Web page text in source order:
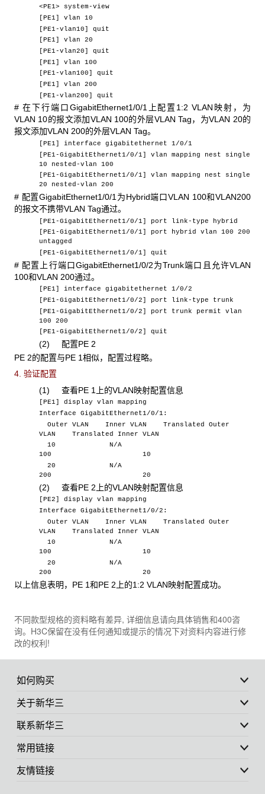
<PE1> system-view
[PE1] vlan 10
[PE1-vlan10] quit
[PE1] vlan 20
[PE1-vlan20] quit
[PE1] vlan 100
[PE1-vlan100] quit
[PE1] vlan 200
[PE1-vlan200] quit
# 在下行端口GigabitEthernet1/0/1上配置1:2 VLAN映射，为
VLAN 10的报文添加VLAN 100的外层VLAN Tag，为VLAN 20的
报文添加VLAN 200的外层VLAN Tag。
[PE1] interface gigabitethernet 1/0/1
[PE1-GigabitEthernet1/0/1] vlan mapping nest single
10 nested-vlan 100
[PE1-GigabitEthernet1/0/1] vlan mapping nest single
20 nested-vlan 200
# 配置GigabitEthernet1/0/1为Hybrid端口VLAN 100和VLAN200
的报文不携带VLAN Tag通过。
[PE1-GigabitEthernet1/0/1] port link-type hybrid
[PE1-GigabitEthernet1/0/1] port hybrid vlan 100 200
untagged
[PE1-GigabitEthernet1/0/1] quit
# 配置上行端口GigabitEthernet1/0/2为Trunk端口且允许VLAN
100和VLAN 200通过。
[PE1] interface gigabitethernet 1/0/2
[PE1-GigabitEthernet1/0/2] port link-type trunk
[PE1-GigabitEthernet1/0/2] port trunk permit vlan
100 200
[PE1-GigabitEthernet1/0/2] quit
(2) 配置PE 2
PE 2的配置与PE 1相似，配置过程略。
4. 验证配置
(1) 查看PE 1上的VLAN映射配置信息
[PE1] display vlan mapping
Interface GigabitEthernet1/0/1:
Outer VLAN Inner VLAN Translated Outer
VLAN Translated Inner VLAN
10 N/A
100 10
20 N/A
200 20
(2) 查看PE 2上的VLAN映射配置信息
[PE2] display vlan mapping
Interface GigabitEthernet1/0/2:
Outer VLAN Inner VLAN Translated Outer
VLAN Translated Inner VLAN
10 N/A
100 10
20 N/A
200 20
以上信息表明，PE 1和PE 2上的1:2 VLAN映射配置成功。
不同款型规格的资料略有差异, 详细信息请向具体销售和400咨
询。H3C保留在没有任何通知或提示的情况下对资料内容进行修
改的权利!
如何购买
关于新华三
联系新华三
常用链接
友情链接